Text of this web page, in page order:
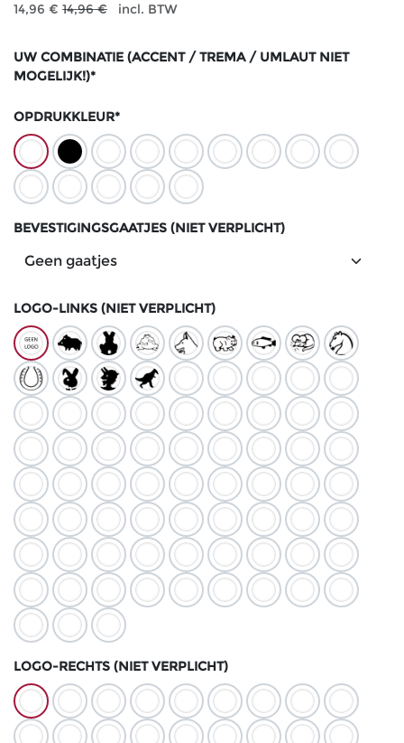
14,96 € 14,96€ incl. BTW
UW COMBINATIE (ACCENT / TREMA / UMLAUT NIET
MOGELIJK!)*
OPDRUKKLEUR*
BEVESTIGINGSGAATJES (NIET VERPLICHT)
LOGO-LINKS (NIET VERPLICHT)
LOGO-RECHTS (NIET VERPLICHT)